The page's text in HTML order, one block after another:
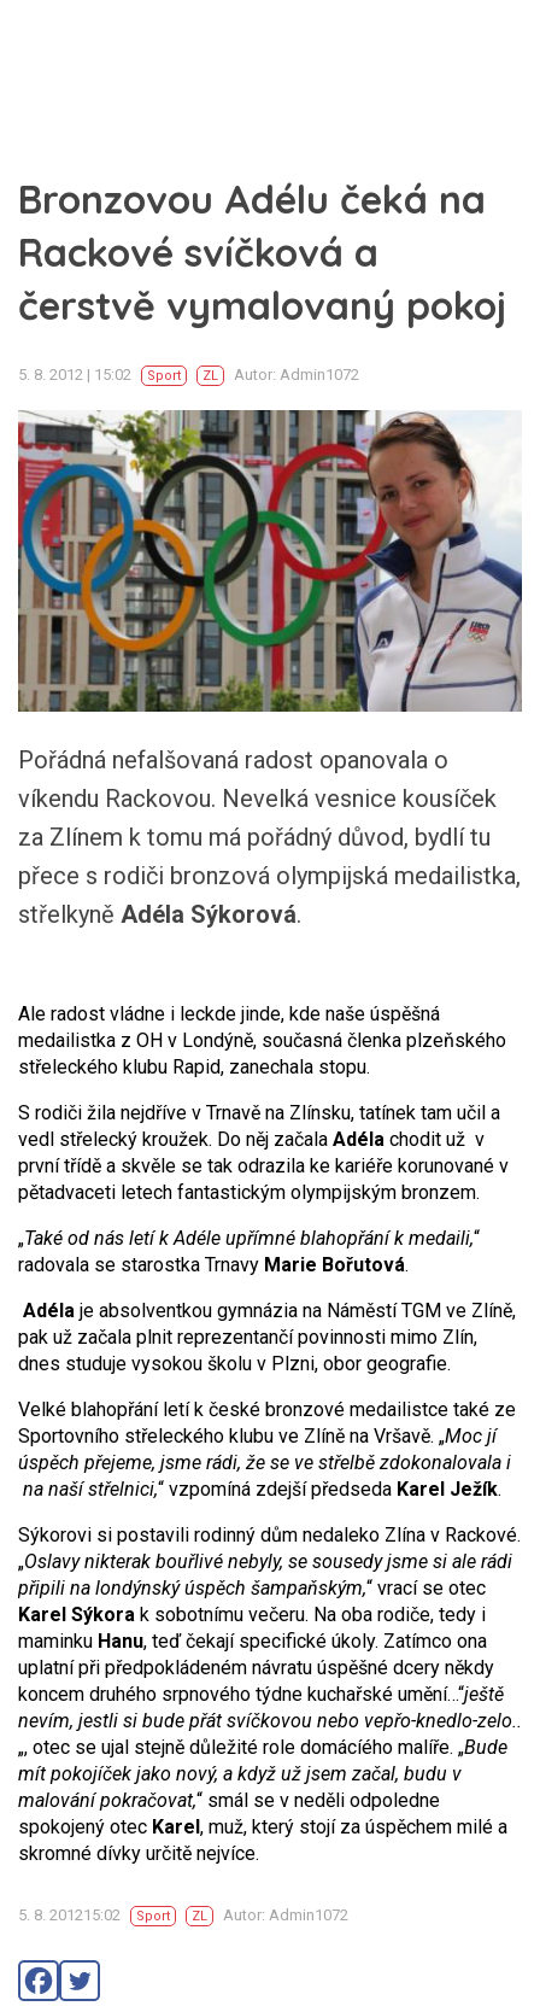
Bronzovou Adélu čeká na
Rackové svíčková a
čerstvě vymalovaný pokoj
5. 8. 2012 | 15:02 Sport ZL Autor: Admin1072
Pořádná nefalšovaná radost opanovala o
víkendu Rackovou. Nevelká vesnice kousíček
za Zlínem k tomu má pořádný důvod, bydlí tu
přece s rodiči bronzová olympijská medailistka,
střelkyně Adéla Sýkorová.
Ale radost vládne i leckde jinde, kde naše úspěšná
medailistka z OH v Londýně, současná členka plzeňského
střeleckého klubu Rapid, zanechala stopu.
S rodiči žila nejdříve v Trnavě na Zlínsku, tatínek tam učil a
vedl střelecký kroužek. Do něj začala Adéla chodit už v
první třídě a skvěle se tak odrazila ke kariéře korunované v
pětadvaceti letech fantastickým olympijským bronzem.
„Také od nás letí k Adéle upřímné blahopřání k medaili,“
radovala se starostka Trnavy Marie Bořutová.
Adéla je absolventkou gymnázia na Náměstí TGM ve Zlíně,
pak už začala plnit reprezentančí povinnosti mimo Zlín,
dnes studuje vysokou školu v Plzni, obor geografie.
Velké blahopřání letí k české bronzové medailistce také ze
Sportovního střeleckého klubu ve Zlíně na Vršavě. „Moc jí
úspěch přejeme, jsme rádi, že se ve střelbě zdokonalovala i
na naší střelnici,“ vzpomíná zdejší předseda Karel Ježík.
Sýkorovi si postavili rodinný dům nedaleko Zlína v Rackové.
„Oslavy nikterak bouřlivé nebyly, se sousedy jsme si ale rádi
připili na londýnský úspěch šampaňským,“ vrací se otec
Karel Sýkora k sobotnímu večeru. Na oba rodiče, tedy i
maminku Hanu, teď čekají specifické úkoly. Zatímco ona
uplatní při předpokládeném návratu úspěšné dcery někdy
koncem druhého srpnového týdne kuchařské umění…“ještě
nevím, jestli si bude přát svíčkovou nebo vepřo-knedlo-zelo..
„, otec se ujal stejně důležité role domácíého malíře. „Bude
mít pokojíček jako nový, a když už jsem začal, budu v
malování pokračovat,“ smál se v neděli odpoledne
spokojený otec Karel, muž, který stojí za úspěchem milé a
skromné dívky určitě nejvíce.
5. 8. 201215:02 Sport ZL Autor: Admin1072